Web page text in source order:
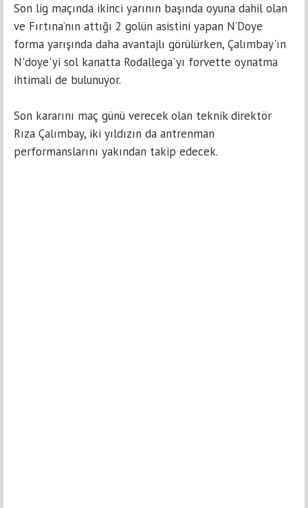
Son lig maçında ikinci yarının başında oyuna dahil olan
ve Fırtına’nın attığı 2 golün asistini yapan N’Doye
forma yarışında daha avantajlı görülürken, Çalımbay'ın
N'doye'yi sol kanatta Rodallega'yı forvette oynatma
ihtimali de bulunuyor.
Son kararını maç günü verecek olan teknik direktör
Rıza Çalımbay, iki yıldızın da antrenman
performanslarını yakından takip edecek.